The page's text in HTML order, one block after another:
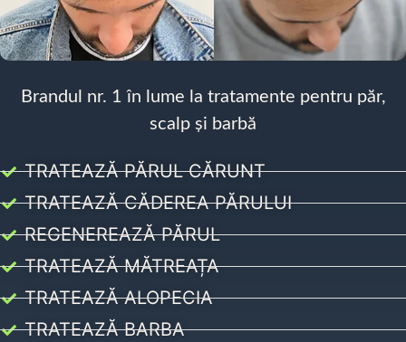
Brandul nr. 1 în lume la tratamente pentru păr,
scalp și barbă
TRATEAZĂ PĂRUL CĂRUNT
TRATEAZĂ CĂDEREA PĂRULUI
REGENEREAZĂ PĂRUL
TRATEAZĂ MĂTREAȚA
TRATEAZĂ ALOPECIA
TRATEAZĂ BARBA